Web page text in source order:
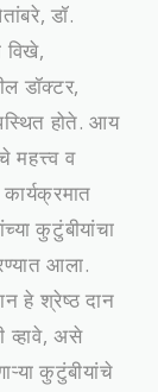
डॉ.
विखे,
डॉक्टर,
होते. आय
महत्त्व व
कुटुंबीयांचा
आला.
हे श्रेष्ठ दान
व्हावे, असे
कुटुंबीयांचे